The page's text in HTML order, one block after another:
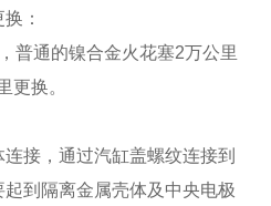
：
普通的镍合金火花塞2万公里
更换。
接，通过汽缸盖螺纹连接到
到隔离金属壳体及中央电极